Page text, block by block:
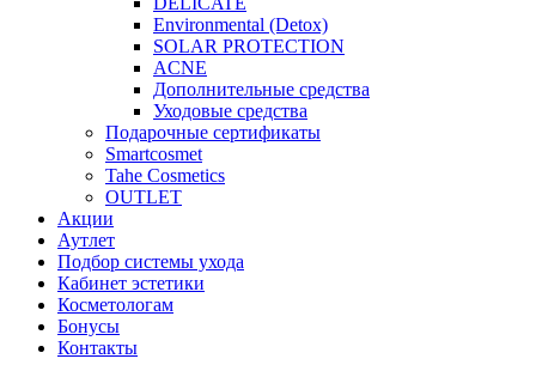
Environmental (Detox)
SOLAR PROTECTION
АCNE
Дополнительные средства
Уходовые средства
Подарочные сертификаты
Smartcosmet
Tahe Cosmetics
OUTLET
Акции
Аутлет
Подбор системы ухода
Кабинет эстетики
Косметологам
Бонусы
Контакты